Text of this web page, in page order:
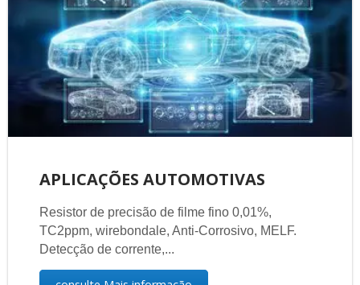
APLICAÇÕES AUTOMOTIVAS
Resistor de precisão de filme fino 0,01%,
TC2ppm, wirebondale, Anti-Corrosivo, MELF.
Detecção de corrente,...